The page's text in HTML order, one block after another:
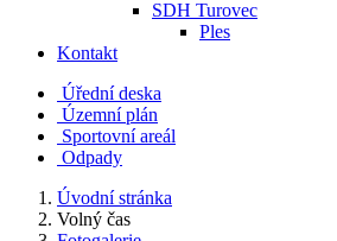
SDH Turovec
Ples
Kontakt
Úřední deska
Územní plán
Sportovní areál
Odpady
Úvodní stránka
Volný čas